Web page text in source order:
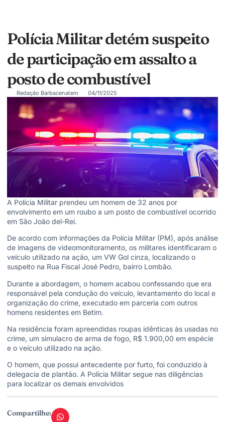
Polícia Militar detém suspeito
de participação em assalto a
posto de combustível
Redação Barbacenatem 04/11/2025
A Polícia Militar prendeu um homem de 32 anos por
envolvimento em um roubo a um posto de combustível ocorrido
em São João del-Rei.
De acordo com informações da Polícia Militar (PM), após análise
de imagens de videomonitoramento, os militares identificaram o
veículo utilizado na ação, um VW Gol cinza, localizando o
suspeito na Rua Fiscal José Pedro, bairro Lombão.
Durante a abordagem, o homem acabou confessando que era
responsável pela condução do veículo, levantamento do local e
organização do crime, executado em parceria com outros
homens residentes em Betim.
Na residência foram apreendidas roupas idênticas às usadas no
crime, um simulacro de arma de fogo, R$ 1.900,00 em espécie
e o veículo utilizado na ação.
O homem, que possui antecedente por furto, foi conduzido à
delegacia de plantão. A Polícia Militar segue nas diligências
para localizar os demais envolvidos
Compartilhe: